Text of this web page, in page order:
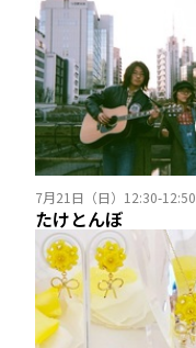
7月21日（日）12:30-12:50
たけとんぼ